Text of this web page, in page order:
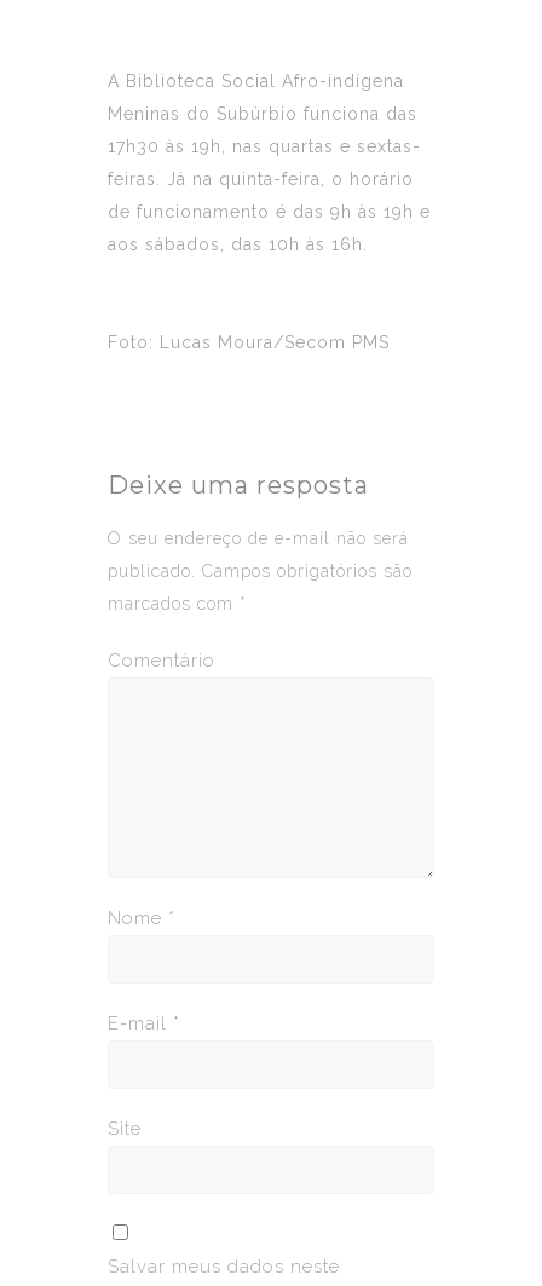
A Biblioteca Social Afro-indígena
Meninas do Subúrbio funciona das
17h30 às 19h, nas quartas e sextas-
feiras. Já na quinta-feira, o horário
de funcionamento é das 9h às 19h e
aos sábados, das 10h às 16h.
Foto: Lucas Moura/Secom PMS
Deixe uma resposta
O seu endereço de e-mail não será
publicado.
Campos obrigatórios são
marcados com *
Comentário
Nome *
E-mail *
Site
Salvar meus dados neste